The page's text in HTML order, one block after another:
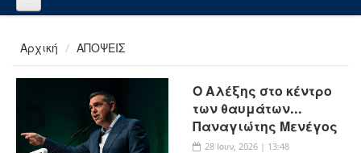
Αρχική ΑΠΟΨΕΙΣ
Ο Αλέξης στο κέντρο
των θαυμάτων...
Παναγιώτης Μενέγος
28 Ιουν, 2026 | 13:48